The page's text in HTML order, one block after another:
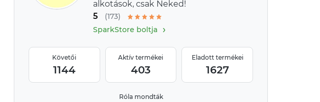
alkotások, csak Neked!
5
(173)
SparkStore boltja
›
Követői
1144
Aktív termékei
403
Eladott termékei
1627
Róla mondták